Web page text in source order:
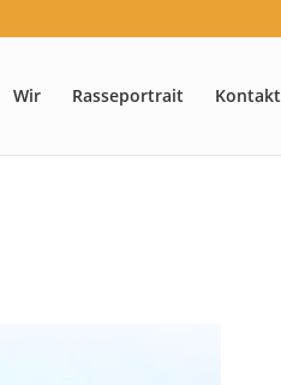
Wir Rasseportrait Kontakt